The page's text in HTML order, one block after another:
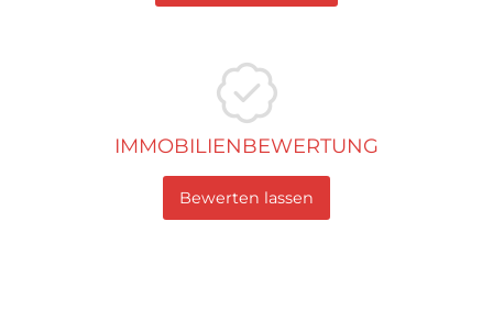
IMMOBILIENBEWERTUNG
Bewerten lassen